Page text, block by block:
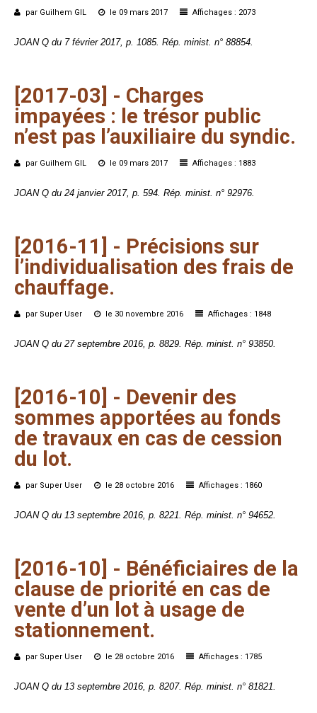
par Guilhem GIL le 09 mars 2017 Affichages : 2073
JOAN Q du 7 février 2017, p. 1085. Rép. minist. n° 88854.
[2017-03] - Charges
impayées : le trésor public
n’est pas l’auxiliaire du syndic.
par Guilhem GIL le 09 mars 2017 Affichages : 1883
JOAN Q du 24 janvier 2017, p. 594. Rép. minist. n° 92976.
[2016-11] - Précisions sur
l’individualisation des frais de
chauffage.
par Super User le 30 novembre 2016 Affichages : 1848
JOAN Q du 27 septembre 2016, p. 8829. Rép. minist. n° 93850.
[2016-10] - Devenir des
sommes apportées au fonds
de travaux en cas de cession
du lot.
par Super User le 28 octobre 2016 Affichages : 1860
JOAN Q du 13 septembre 2016, p. 8221. Rép. minist. n° 94652.
[2016-10] - Bénéficiaires de la
clause de priorité en cas de
vente d’un lot à usage de
stationnement.
par Super User le 28 octobre 2016 Affichages : 1785
JOAN Q du 13 septembre 2016, p. 8207. Rép. minist. n° 81821.